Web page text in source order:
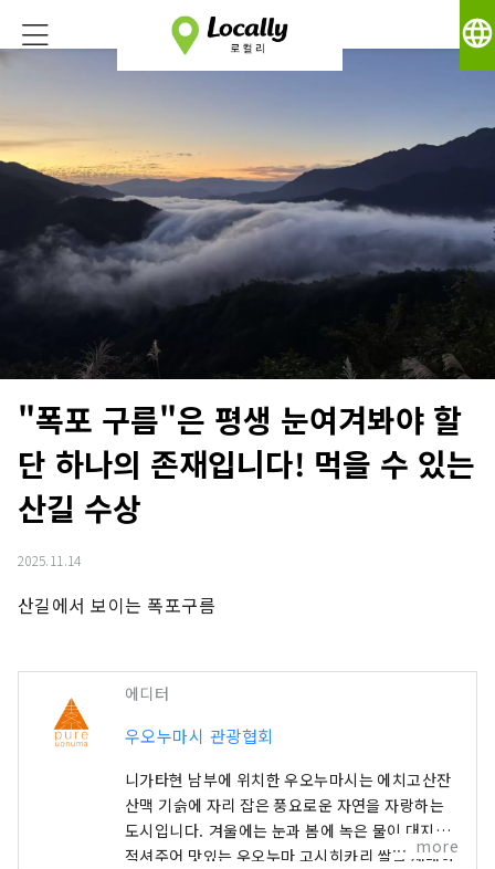
language
"폭포 구름"은 평생 눈여겨봐야 할
단 하나의 존재입니다! 먹을 수 있는
산길 수상
2025.11.14
산길에서 보이는 폭포구름
에디터
우오누마시 관광협회
니가타현 남부에 위치한 우오누마시는 에치고산잔
산맥 기슭에 자리 잡은 풍요로운 자연을 자랑하는
도시입니다. 겨울에는 눈과 봄에 녹은 물이 대지를
적셔주어 맛있는 우오누마 고시히카리 쌀을 재배하
more